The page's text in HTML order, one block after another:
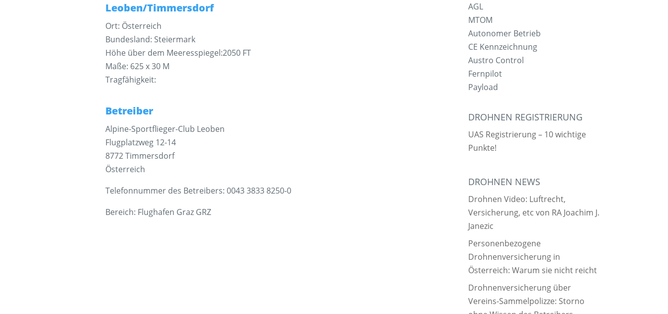
Leoben/Timmersdorf
Ort: Österreich
Bundesland: Steiermark
Höhe über dem Meeresspiegel:2050 FT
Maße: 625 x 30 M
Tragfähigkeit:
Betreiber
Alpine-Sportflieger-Club Leoben
Flugplatzweg 12-14
8772 Timmersdorf
Österreich
Telefonnummer des Betreibers: 0043 3833 8250-0
Bereich: Flughafen Graz GRZ
AGL
MTOM
Autonomer Betrieb
CE Kennzeichnung
Austro Control
Fernpilot
Payload
DROHNEN REGISTRIERUNG
UAS Registrierung – 10 wichtige
Punkte!
DROHNEN NEWS
Drohnen Video: Luftrecht,
Versicherung, etc von RA Joachim J.
Janezic
Personenbezogene
Drohnenversicherung in
Österreich: Warum sie nicht reicht
Drohnenversicherung über
Vereins-Sammelpolizze: Storno